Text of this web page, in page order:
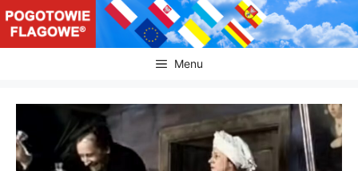
Przejdź
do
treści
Menu